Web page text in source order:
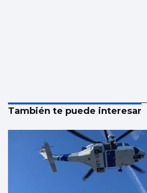
También te puede interesar